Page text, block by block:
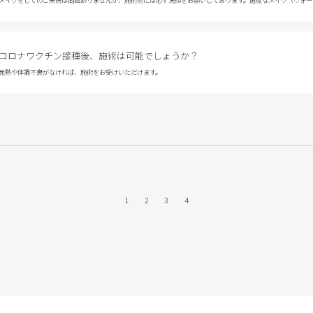
ロナワクチン接種後、施術は可能でしょうか？
熱や体調不良がなければ、施術をお受けいただけます。
1 2 3 4